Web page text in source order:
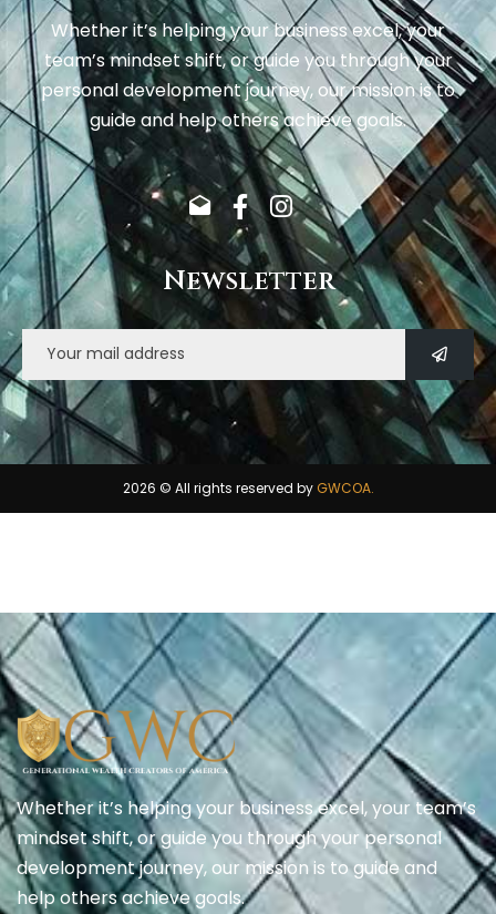
Whether it’s helping your business excel, your
team’s mindset shift, or guide you through your
personal development journey, our mission is to
guide and help others achieve goals.
Newsletter
2026 © All rights reserved by GWCOA.
Whether it’s helping your business excel, your team’s
mindset shift, or guide you through your personal
development journey, our mission is to guide and
help others achieve goals.